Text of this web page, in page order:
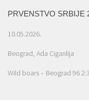
PRVENSTVO SRBIJE
10.05.2026.
Beograd, Ada Ciganlija
Wild boars – Beograd 96